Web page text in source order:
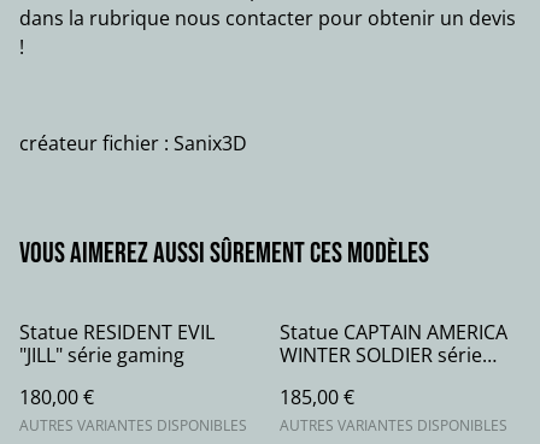
dans la rubrique nous contacter pour obtenir un devis
!
créateur fichier : Sanix3D
Vous aimerez aussi sûrement ces modèles
Statue RESIDENT EVIL
"JILL" série gaming
180,00 €
AUTRES VARIANTES DISPONIBLES
Statue CAPTAIN AMERICA
WINTER SOLDIER série
185,00 €
AUTRES VARIANTES DISPONIBLES